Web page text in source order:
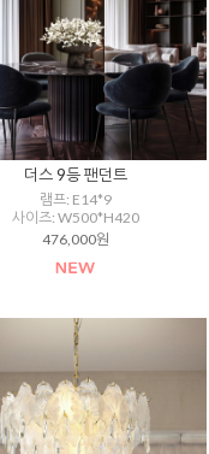
더스 9등 팬던트
램프: E14*9
사이즈: W500*H420
476,000원